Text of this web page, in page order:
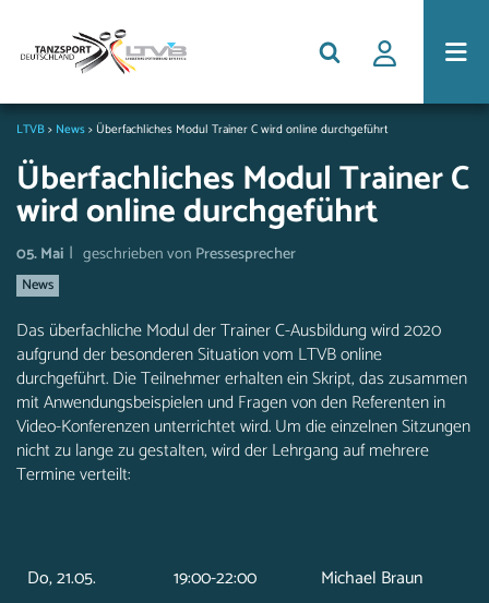
LTVB> News> Überfachliches Modul Trainer C wird online durchgeführt
Überfachliches Modul Trainer C
wird online durchgeführt
05. Mai | geschrieben von Pressesprecher
News
Das überfachliche Modul der Trainer C-Ausbildung wird 2020
aufgrund der besonderen Situation vom LTVB online
durchgeführt. Die Teilnehmer erhalten ein Skript, das zusammen
mit Anwendungsbeispielen und Fragen von den Referenten in
Video-Konferenzen unterrichtet wird. Um die einzelnen Sitzungen
nicht zu lange zu gestalten, wird der Lehrgang auf mehrere
Termine verteilt:
Do, 21.05. 19:00-22:00 Michael Braun